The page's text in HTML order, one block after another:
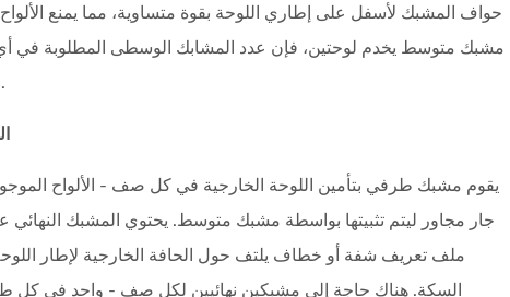
حواف المشبك لأسفل على إطاري اللوحة بقوة متساوية، مما يمنع
مشبك متوسط ​​يخدم لوحتين، فإن عدد المشابك الوسطى المطلوبة
- لوحة واحدة أقل من العدد الإجمالي في الصف.
يقوم مشبك طرفي بتأمين اللوحة الخارجية في كل صف - الألواح
جار مجاور ليتم تثبيتها بواسطة مشبك متوسط. يحتوي المشبك
ملف تعريف شفة أو خطاف يلتف حول الحافة الخارجية لإطار
السكة. هناك حاجة إلى مشبكين نهائيين لكل صف - واحد في كل